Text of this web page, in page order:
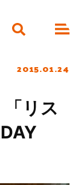
2015.01.24
「リス